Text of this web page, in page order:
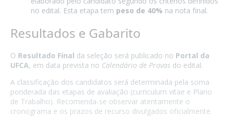
no edital. Esta etapa tem peso de 40% na nota final.
Resultados e Gabarito
O Resultado Final da seleção será publicado no Portal da
UFCA, em data prevista no Calendário de Provas do edital.
A classificação dos candidatos será determinada pela soma
ponderada das etapas de avaliação (curriculum vitae e Plano
de Trabalho). Recomenda-se observar atentamente o
cronograma e os prazos de recurso divulgados oficialmente.